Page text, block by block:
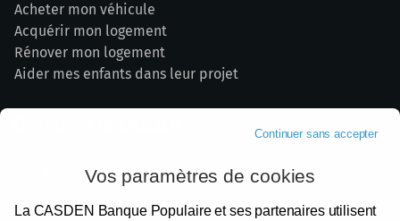
Acheter mon véhicule
Acquérir mon logement
Rénover mon logement
Aider mes enfants dans leur projet
La banque de la Fonction publique
Nos partenaires institutionnels
Continuer sans accepter
Vos paramètres de cookies
La CASDEN Banque Populaire et ses partenaires utilisent